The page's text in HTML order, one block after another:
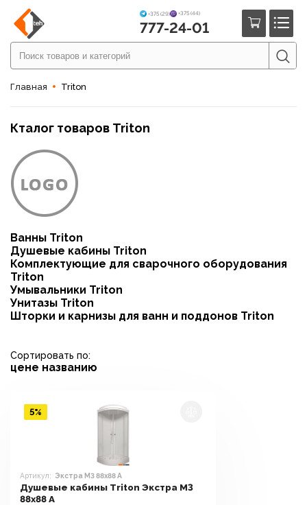
+375 (29) +375 (44)
777-24-01
Главная Triton
Кталог товаров Triton
Ванны Triton
Душевые кабины Triton
Комплектующие для сварочного оборудования
Triton
Умывальники Triton
Унитазы Triton
Шторки и карнизы для ванн и поддонов Triton
Сортировать по:
цене названию
Артикул: Экстра М3 88x88 А
Душевые кабины Triton Экстра М3
88x88 А
5%